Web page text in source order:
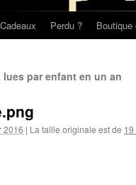
Cadeaux Perdu ?
lues par enfant en un an
2016 | La taille originale est de 19